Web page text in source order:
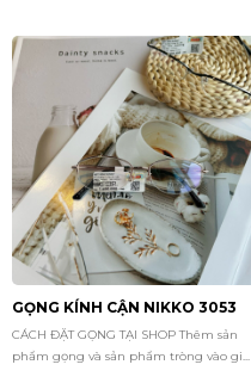
GỌNG KÍNH CẬN NIKKO 3053
CÁCH ĐẶT GỌNG TẠI SHOP Thêm sản
phẩm gọng và sản phẩm tròng vào gi...